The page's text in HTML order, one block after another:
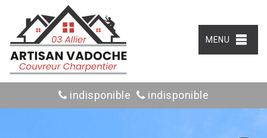
MENU
indisponible indisponible